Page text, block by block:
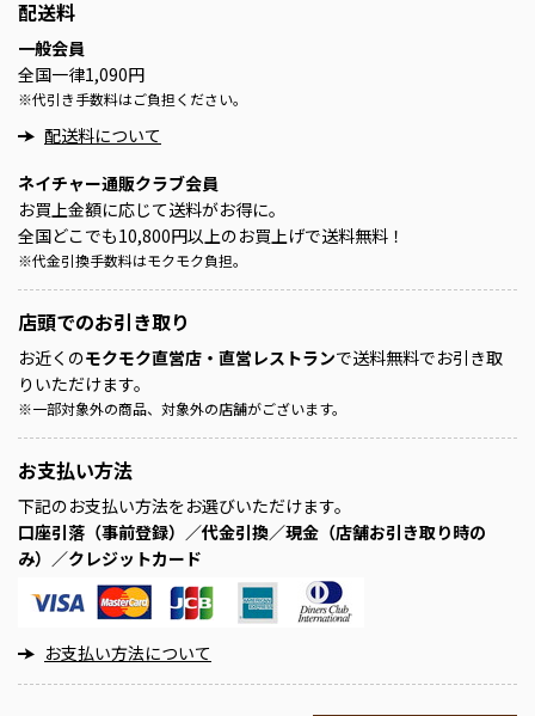
配送料
一般会員
全国一律1,090円
※代引き手数料はご負担ください。
配送料について
ネイチャー通販クラブ会員
お買上金額に応じて送料がお得に。
全国どこでも10,800円以上のお買上げで送料無料！
※代金引換手数料はモクモク負担。
店頭でのお引き取り
お近くのモクモク直営店・直営レストランで送料無料でお引き取
りいただけます。
※一部対象外の商品、対象外の店舗がございます。
お支払い方法
下記のお支払い方法をお選びいただけます。
口座引落（事前登録）／代金引換／現金（店舗お引き取り時の
み）／クレジットカード
お支払い方法について